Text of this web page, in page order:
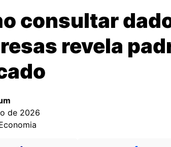
consultar
revela
de 2026